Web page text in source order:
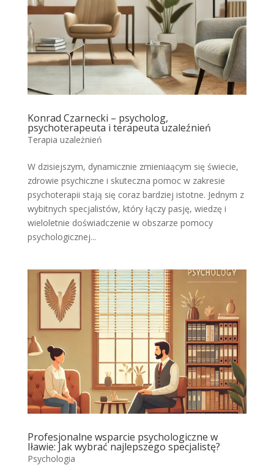
Konrad Czarnecki – psycholog,
psychoterapeuta i terapeuta uzaleźnień
Terapia uzależnień
W dzisiejszym, dynamicznie zmieniaącym się świecie,
zdrowie psychiczne i skuteczna pomoc w zakresie
psychoterapii stają się coraz bardziej istotne. Jednym z
wybitnych specjalistów, który łączy pasję, wiedzę i
wieloletnie doświadczenie w obszarze pomocy
psychologicznej...
Profesjonalne wsparcie psychologiczne w
Iławie: Jak wybrać najlepszego specjalistę?
Psychologia